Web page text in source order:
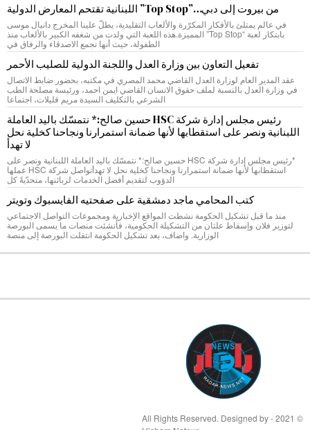
من بيروت إلى دبي…”Top Stop” اللبنانية تقتحم المعارض الدولية
في عالم يمتلئ بالأفكار المكرّرة والألعاب التقليدية، يطلّ علينا المخرج دانيال موسى
بابتكار لعبة “Top Stop” المميزة.هذه اللعبة التي ولدت من شغفه الكبير بالألعاب منذ
الطفولة، حيث أنها تجمع الاصدقاء والرفاق في
تفعيل التعاون بين وزارة العدل واللجنة الدولية للصليب الأحمر
عقد المدير العام لوزارة العدل القاضي محمد المصري في مكتبه، بحضور ضابط الاتصال
في وزارة العدل بالنسبة لملف حقوق الانسان القاضي ايمن احمد، ورئيسة مصلحة الطب
الشرعي بالتكليف السيدة مريم قليلات، اجتماعا
رئيس مجلس إدارة شركة HSC حسين صالح:* نتمسّك باليد العاملة
اللبنانية ونصر على استقطابها لأنها ضمانة استمرارنا ونجاحنا كخلية نحل
لا تهدأ
*رئيس مجلس إدارة شركة HSC حسين صالح:* نتمسّك باليد العاملة اللبنانية ونصر على
استقطابها لأنها ضمانة استمرارنا ونجاحنا كخلية نحل لا تهدأتواصل شركة HSC عملها
الدؤوب لتقديم أفضل الخدمات لزبائنها، متحدّيةً كل
كتب المحامي ماجد دمشقية على صفحتيه الفايسبوك وتويتر
منذ ما قبل تشكيل الحكومة نشطت المواقع الإخبارية ومجموعات التواصل الاجتماعي
لتوزير فلان وإسقاط علتان من التشكيلة الحكومية، فأنشئت منصات ما يسمى البورصة
الوزارية. واضاف، بعد تشكيل الحكومة انتقلت البورصة إلى منصة
© 2021 - All Rights Reserved. Designed by